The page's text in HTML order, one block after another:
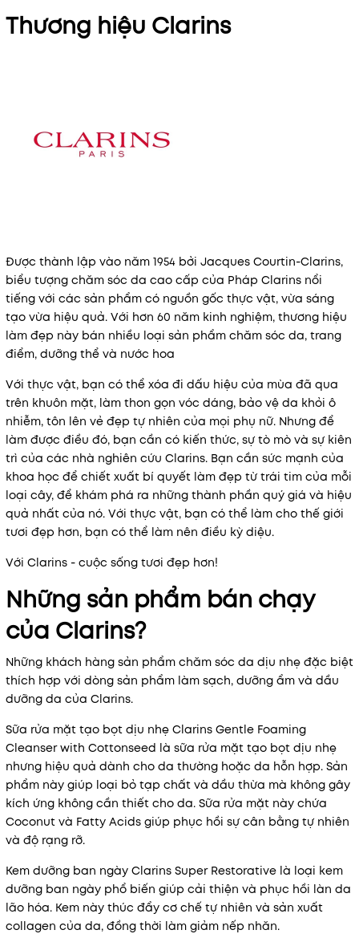
Thương hiệu Clarins
Được thành lập vào năm 1954 bởi Jacques Courtin-Clarins,
biểu tượng chăm sóc da cao cấp của Pháp Clarins nổi
tiếng với các sản phẩm có nguồn gốc thực vật, vừa sáng
tạo vừa hiệu quả. Với hơn 60 năm kinh nghiệm, thương hiệu
làm đẹp này bán nhiều loại sản phẩm chăm sóc da, trang
điểm, dưỡng thể và nước hoa
Với thực vật, bạn có thể xóa đi dấu hiệu của mùa đã qua
trên khuôn mặt, làm thon gọn vóc dáng, bảo vệ da khỏi ô
nhiễm, tôn lên vẻ đẹp tự nhiên của mọi phụ nữ. Nhưng để
làm được điều đó, bạn cần có kiến ​​thức, sự tò mò và sự kiên
trì của các nhà nghiên cứu Clarins. Bạn cần sức mạnh của
khoa học để chiết xuất bí quyết làm đẹp từ trái tim của mỗi
loại cây, để khám phá ra những thành phần quý giá và hiệu
quả nhất của nó. Với thực vật, bạn có thể làm cho thế giới
tươi đẹp hơn, bạn có thể làm nên điều kỳ diệu.
Với Clarins - cuộc sống tươi đẹp hơn!
Những sản phẩm bán chạy
của Clarins?
Những khách hàng sản phẩm chăm sóc da dịu nhẹ đặc biệt
thích hợp với dòng sản phẩm làm sạch, dưỡng ẩm và dầu
dưỡng da của Clarins.
Sữa rửa mặt tạo bọt dịu nhẹ Clarins Gentle Foaming
Cleanser with Cottonseed là sữa rửa mặt tạo bọt dịu nhẹ
nhưng hiệu quả dành cho da thường hoặc da hỗn hợp. Sản
phẩm này giúp loại bỏ tạp chất và dầu thừa mà không gây
kích ứng không cần thiết cho da. Sữa rửa mặt này chứa
Coconut và Fatty Acids giúp phục hồi sự cân bằng tự nhiên
và độ rạng rỡ.
Kem dưỡng ban ngày Clarins Super Restorative là loại kem
dưỡng ban ngày phổ biến giúp cải thiện và phục hồi làn da
lão hóa. Kem này thúc đẩy cơ chế tự nhiên và sản xuất
collagen của da, đồng thời làm giảm nếp nhăn.